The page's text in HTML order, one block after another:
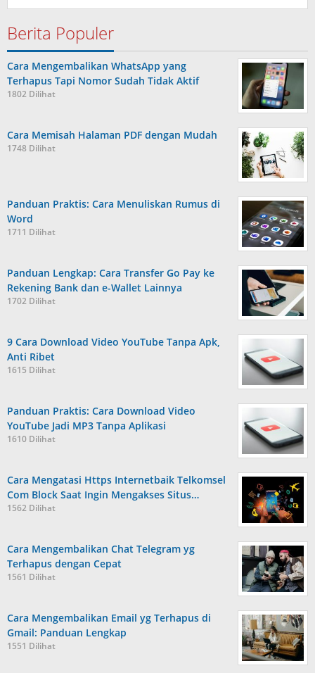
Berita Populer
Cara Mengembalikan WhatsApp yang
Terhapus Tapi Nomor Sudah Tidak Aktif
1802 Dilihat
Cara Memisah Halaman PDF dengan Mudah
1748 Dilihat
Panduan Praktis: Cara Menuliskan Rumus di
Word
1711 Dilihat
Panduan Lengkap: Cara Transfer Go Pay ke
Rekening Bank dan e-Wallet Lainnya
1702 Dilihat
9 Cara Download Video YouTube Tanpa Apk,
Anti Ribet
1615 Dilihat
Panduan Praktis: Cara Download Video
YouTube Jadi MP3 Tanpa Aplikasi
1610 Dilihat
Cara Mengatasi Https Internetbaik Telkomsel
Com Block Saat Ingin Mengakses Situs…
1562 Dilihat
Cara Mengembalikan Chat Telegram yg
Terhapus dengan Cepat
1561 Dilihat
Cara Mengembalikan Email yg Terhapus di
Gmail: Panduan Lengkap
1551 Dilihat